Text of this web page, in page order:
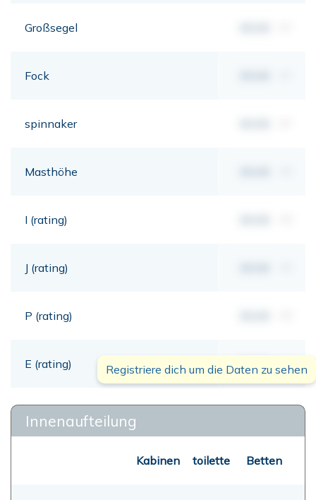
Großsegel
Fock
spinnaker
Masthöhe
I (rating)
J (rating)
P (rating)
E (rating) 00,00 mt
Registriere dich um die Daten zu sehen
Innenaufteilung
Kabinen toilette Betten